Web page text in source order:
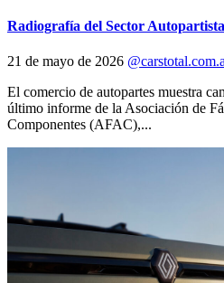
Radiografía del Sector Autopartista
21 de mayo de 2026
El comercio de autopartes muestra
último informe de la Asociación de
Componentes (AFAC),...